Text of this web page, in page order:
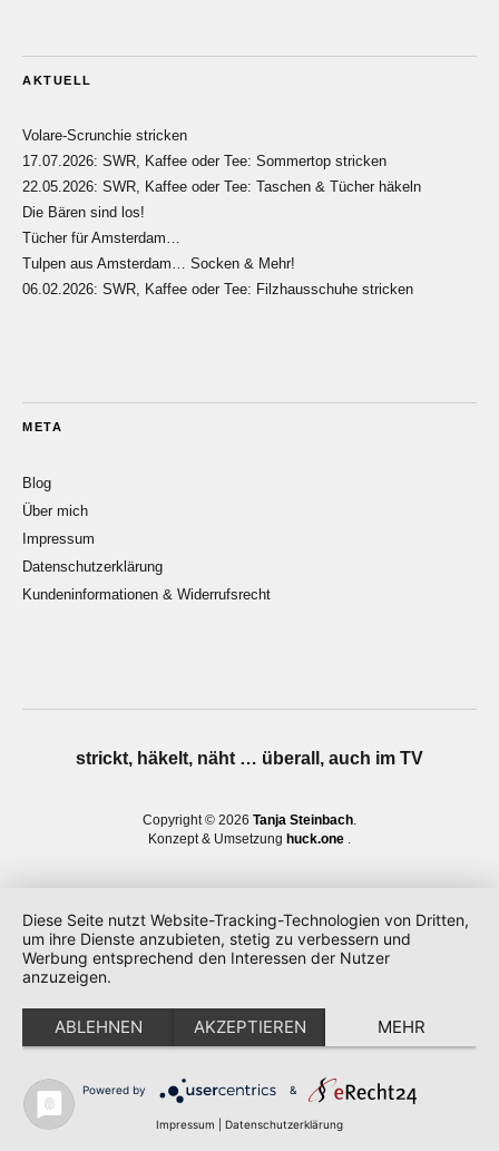
AKTUELL
Volare-Scrunchie stricken
17.07.2026: SWR, Kaffee oder Tee: Sommertop stricken
22.05.2026: SWR, Kaffee oder Tee: Taschen & Tücher häkeln
Die Bären sind los!
Tücher für Amsterdam…
Tulpen aus Amsterdam… Socken & Mehr!
06.02.2026: SWR, Kaffee oder Tee: Filzhausschuhe stricken
META
Blog
Über mich
Impressum
Datenschutzerklärung
Kundeninformationen & Widerrufsrecht
strickt, häkelt, näht … überall, auch im TV
Copyright © 2026 Tanja Steinbach
Konzept & Umsetzung huck.one
Diese Seite nutzt Website-Tracking-Technologien von Dritten,
um ihre Dienste anzubieten, stetig zu verbessern und
Werbung entsprechend den Interessen der Nutzer
anzuzeigen.
ABLEHNEN AKZEPTIEREN MEHR
Powered by &
Impressum Datenschutzerklärung